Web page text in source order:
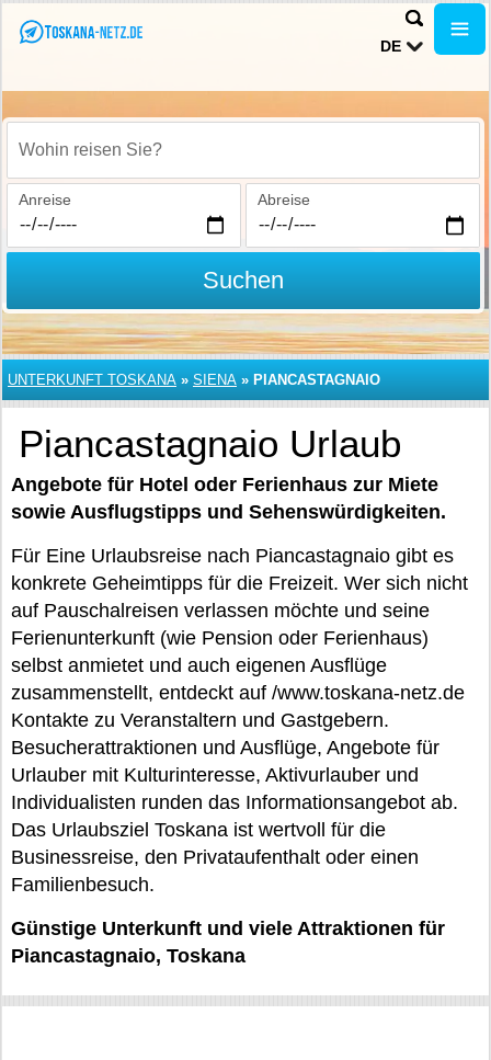
DE
Wohin reisen Sie?
Anreise Abreise
Suchen
UNTERKUNFT TOSKANA » SIENA » PIANCASTAGNAIO
Piancastagnaio Urlaub
Angebote für Hotel oder Ferienhaus zur Miete
sowie Ausflugstipps und Sehenswürdigkeiten.
Für Eine Urlaubsreise nach Piancastagnaio gibt es
konkrete Geheimtipps für die Freizeit. Wer sich nicht
auf Pauschalreisen verlassen möchte und seine
Ferienunterkunft (wie Pension oder Ferienhaus)
selbst anmietet und auch eigenen Ausflüge
zusammenstellt, entdeckt auf /www.toskana-netz.de
Kontakte zu Veranstaltern und Gastgebern.
Besucherattraktionen und Ausflüge, Angebote für
Urlauber mit Kulturinteresse, Aktivurlauber und
Individualisten runden das Informationsangebot ab.
Das Urlaubsziel Toskana ist wertvoll für die
Businessreise, den Privataufenthalt oder einen
Familienbesuch.
Günstige Unterkunft und viele Attraktionen für
Piancastagnaio, Toskana